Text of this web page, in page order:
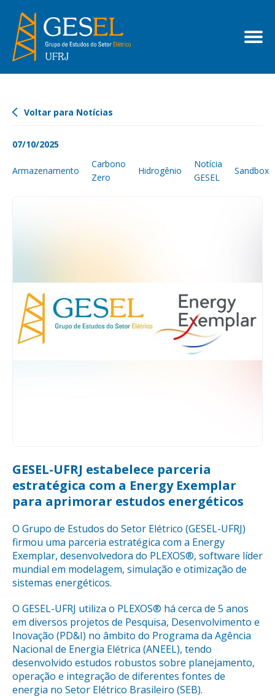
Voltar para Notícias
07/10/2025
Armazenamento
Carbono
Zero
Hidrogênio
Notícia
GESEL
Sandbox
GESEL-UFRJ estabelece parceria
estratégica com a Energy Exemplar
para aprimorar estudos energéticos
O Grupo de Estudos do Setor Elétrico (GESEL-UFRJ)
firmou uma parceria estratégica com a Energy
Exemplar, desenvolvedora do PLEXOS®, software líder
mundial em modelagem, simulação e otimização de
sistemas energéticos.
O GESEL-UFRJ utiliza o PLEXOS® há cerca de 5 anos
em diversos projetos de Pesquisa, Desenvolvimento e
Inovação (PD&I) no âmbito do Programa da Agência
Nacional de Energia Elétrica (ANEEL), tendo
desenvolvido estudos robustos sobre planejamento,
operação e integração de diferentes fontes de
energia no Setor Elétrico Brasileiro (SEB).